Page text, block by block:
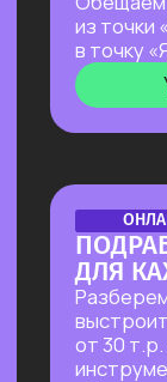
и имею
ОТКРЫТЫЙ
Покажем в
способен
000+ звёзд на
не просто
а работает за
24/7 — пока ты
или